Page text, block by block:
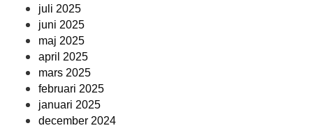
juli 2025
juni 2025
maj 2025
april 2025
mars 2025
februari 2025
januari 2025
december 2024